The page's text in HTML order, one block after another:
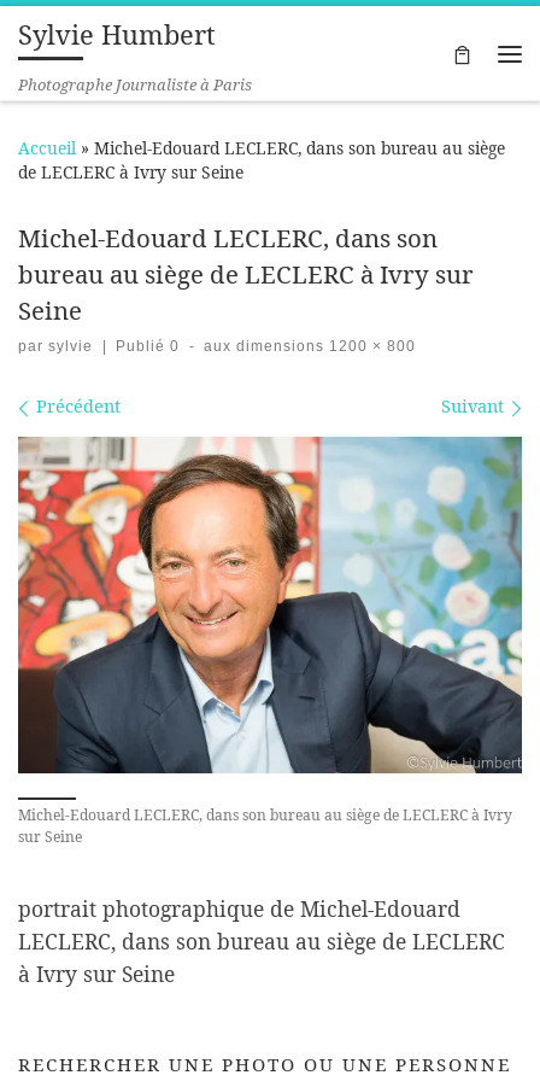
Passer au contenu
Sylvie Humbert
Photographe Journaliste à Paris
Accueil » Michel-Edouard LECLERC, dans son bureau au siège
de LECLERC à Ivry sur Seine
Michel-Edouard LECLERC, dans son
bureau au siège de LECLERC à Ivry sur
Seine
par sylvie Publié0 - aux dimensions 1200 × 800
Navigation des images
Précédent Suivant
Michel-Edouard LECLERC, dans son bureau au siège de LECLERC à Ivry
sur Seine
portrait photographique de Michel-Edouard
LECLERC, dans son bureau au siège de LECLERC
à Ivry sur Seine
RECHERCHER UNE PHOTO OU UNE PERSONNE